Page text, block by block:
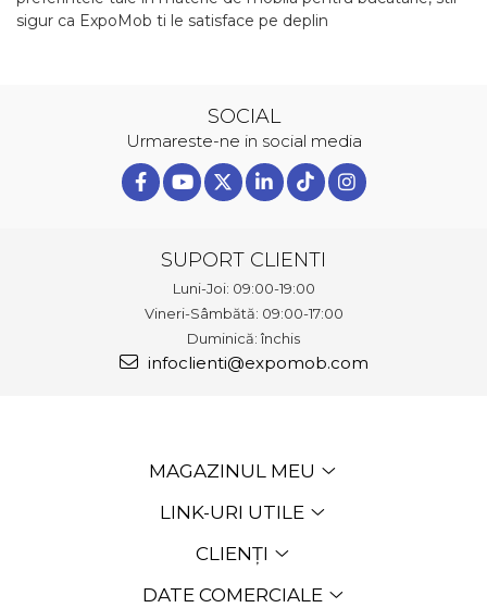
sigur ca ExpoMob ti le satisface pe deplin
SOCIAL
Urmareste-ne in social media
SUPORT CLIENTI
Luni-Joi: 09:00-19:00
Vineri-Sâmbătă: 09:00-17:00
Duminică: închis
infoclienti@expomob.com
MAGAZINUL MEU
LINK-URI UTILE
CLIENȚI
DATE COMERCIALE